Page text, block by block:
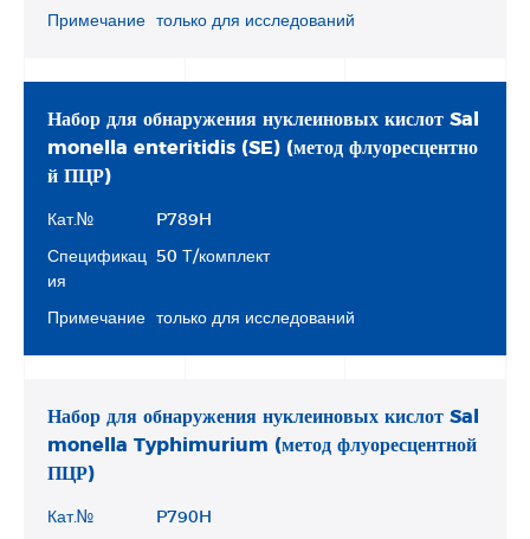
Примечание только для исследований
Набор для обнаружения нуклеиновых кислот Sal
monella enteritidis (SE) (метод флуоресцентно
й ПЦР)
Кат.№ P789H
Спецификац
ия
50 Т/комплект
Примечание только для исследований
Набор для обнаружения нуклеиновых кислот Sal
monella Typhimurium (метод флуоресцентной
ПЦР)
Кат.№ P790H